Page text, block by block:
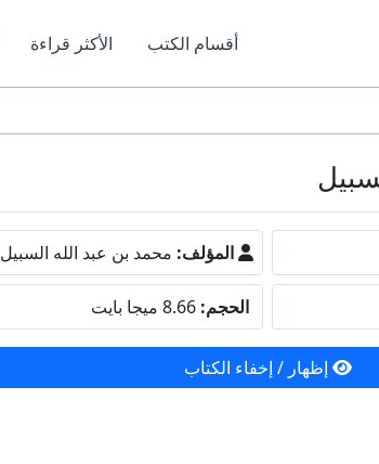
أقسام الكتب الأكثر قراءة
المؤلف: محمد بن عبد الله السبيل
الحجم:
إظهار / إخفاء الكتاب